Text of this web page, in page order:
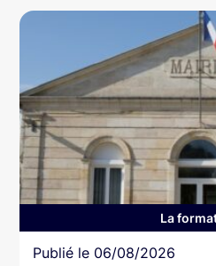
La
Article
Publié le 06/08/2026